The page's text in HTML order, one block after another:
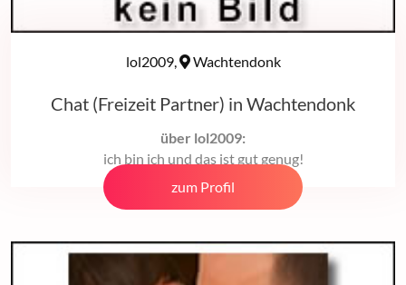
lol2009, Wachtendonk
Chat (Freizeit Partner) in Wachtendonk
über lol2009:
ich bin ich und das ist gut genug!
zum Profil